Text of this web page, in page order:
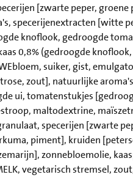
[zwarte peper, groene
specerijenextracten [witte
knoflook, gedroogde
0,8% (gedroogde knoflook,
suiker, gist,
zout], natuurlijke
ui, tomatenstukjes
maltodextrine,
specerijen [zwarte
piment], kruiden
zonnebloemolie,
vegetarisch stremsel,